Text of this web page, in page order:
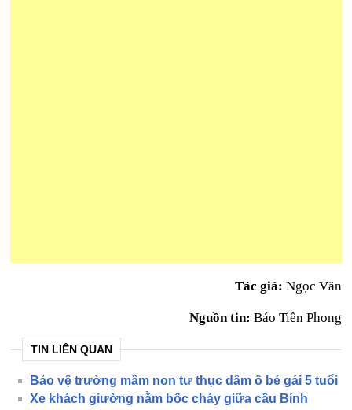
Tác giả: Ngọc Văn
Nguồn tin: Báo Tiền Phong
TIN LIÊN QUAN
Bảo vệ trường mầm non tư thục dâm ô bé gái 5 tuổi
Xe khách giường nằm bốc cháy giữa cầu Bính